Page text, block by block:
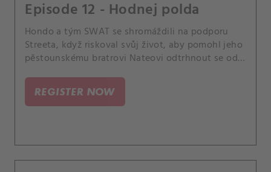
Episode 12 - Hodnej polda
Hondo a tým SWAT se shromáždili na podporu
Streeta, když riskoval svůj život, aby pomohl jeho
pěstounskému bratrovi Nateovi odtrhnout se od
REGISTER NOW